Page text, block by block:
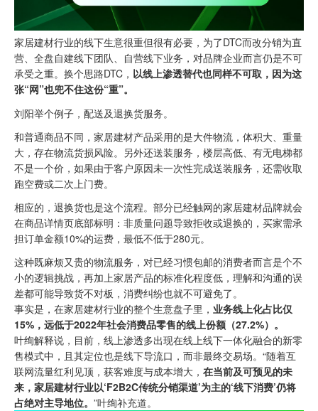
家居建材行业的线下生意很重但很有必要，为了DTC而改分销为直
营、全盘自建线下团队、自营线下业务，对品牌企业而言仍是不可
承受之重。换个思路DTC， 以线上渗透替代也同样不可取，因为这
张“网”也兜不住这份“重”。
刘阳举个例子，配送及退换货服务。
和普通商品不同，家居建材产品采用的是大件物流，体积大、重量
大，存在物流货损风险。另外还送装服务，楼层高低、有无电梯都
不是一个价，如果由于客户原因未一次性完成送装服务，还需收取
跑空费或二次上门费。
相应的，退换货也是这个流程。部分已经触网的家居建材品牌就会
在商品详情页底部标明：非质量问题导致拒收或退换的，买家需承
担订单金额10%的运费，最低不低于280元。
这种既麻烦又贵的物流服务，对已经习惯包邮的消费者而言是个不
小的逻辑挑战，再加上家居产品的标准化程度低，理解和沟通的误
差都可能导致货不对板，消费纠纷也就不可避免了。
事实是，在家居建材行业的整个生意盘子里， 业务线上化占比仅
15%，远低于2022年社会消费品零售的线上份额（27.2%）。
叶绚解释说，目前，线上渗透多出现在线上线下一体化融合的新零
售模式中，且其定位也是线下导流口，而非最终交易场。“随着互
联网流量红利见顶，获客难度与成本增大， 在当前及可预见的未
来，家居建材行业以‘F2B2C传统分销渠道’为主的‘线下消费’仍将
占绝对主导地位。 ”叶绚补充道。